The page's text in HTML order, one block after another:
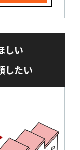
しい
したい